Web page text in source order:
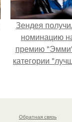
Зендея
номинацию
премию
категории
сериале" за
Обратная связь